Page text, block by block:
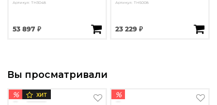
Артикул: TH3048
53 897 ₽
Артикул: TH5008
23 229 ₽
Вы просматривали
% ХИТ %